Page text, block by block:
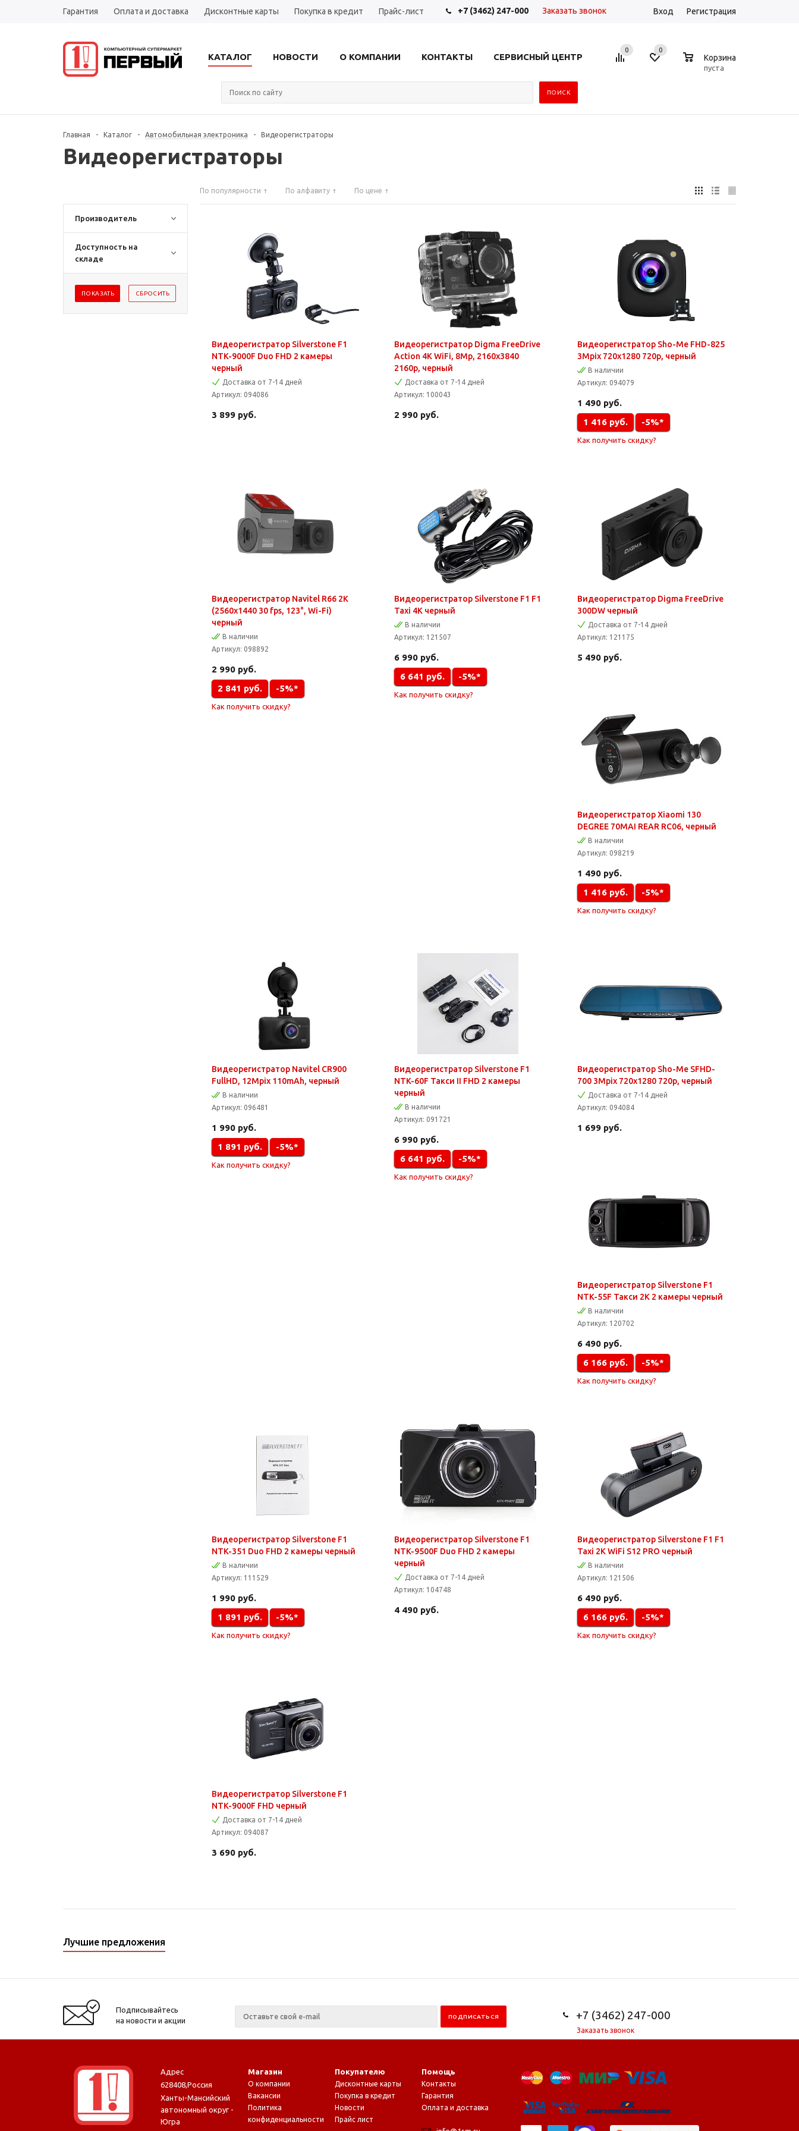
Гарантия Оплата и доставка Дисконтные карты Покупка в кредит Прайс-лист +7 (3462) 247-000 Заказать звонок Вход Регистрация
КАТАЛОГ НОВОСТИ О КОМПАНИИ КОНТАКТЫ СЕРВИСНЫЙ ЦЕНТР
0 0
Корзина
пуста
Главная - Каталог - Автомобильная электроника - Видеорегистраторы
Видеорегистраторы
Производитель
Доступность на
складе
По популярности По алфавиту По цене
Видеорегистратор Silverstone F1
NTK-9000F Duo FHD 2 камеры
черный
Доставка от 7-14 дней
Артикул: 094086
3 899 руб.
Видеорегистратор Digma FreeDrive
Action 4K WiFi, 8Mp, 2160x3840
2160p, черный
Доставка от 7-14 дней
Артикул: 100043
2 990 руб.
Видеорегистратор Sho-Me FHD-825
3Mpix 720x1280 720p, черный
В наличии
Артикул: 094079
1 490руб.
1 416руб. -5%*
Как получить скидку?
Видеорегистратор Navitel R66 2K
(2560x1440 30 fps, 123°, Wi-Fi)
черный
В наличии
Артикул: 098892
2 990 руб.
2 841 руб. -5%*
Как получить скидку?
Видеорегистратор Silverstone F1 F1
Taxi 4K черный
В наличии
Артикул: 121507
6 990 руб.
6 641 руб. -5%*
Как получить скидку?
Видеорегистратор Digma FreeDrive
300DW черный
Доставка от 7-14 дней
Артикул: 121175
5 490руб.
Видеорегистратор Xiaomi 130
DEGREE 70MAI REAR RC06, черный
В наличии
Артикул: 098219
1 490руб.
1 416руб. -5%*
Как получить скидку?
Видеорегистратор Navitel CR900
FullHD, 12Mpix 110mAh, черный
В наличии
Артикул: 096481
1 990 руб.
1 891 руб. -5%*
Как получить скидку?
Видеорегистратор Silverstone F1
NTK-60F Такси II FHD 2 камеры
черный
В наличии
Артикул: 091721
6 990 руб.
6 641 руб. -5%*
Как получить скидку?
Видеорегистратор Sho-Me SFHD-
700 3Mpix 720x1280 720p, черный
Доставка от 7-14 дней
Артикул: 094084
1 699руб.
Видеорегистратор Silverstone F1
NTK-55F Такси 2K 2 камеры черный
В наличии
Артикул: 120702
6 490руб.
6 166руб. -5%*
Как получить скидку?
Видеорегистратор Silverstone F1
NTK-351 Duo FHD 2 камеры черный
В наличии
Артикул: 111529
1 990 руб.
1 891 руб. -5%*
Как получить скидку?
Видеорегистратор Silverstone F1
NTK-9500F Duo FHD 2 камеры
черный
Доставка от 7-14 дней
Артикул: 104748
4 490 руб.
Видеорегистратор Silverstone F1 F1
Taxi 2K WiFi S12 PRO черный
В наличии
Артикул: 121506
6 490руб.
6 166руб. -5%*
Как получить скидку?
Видеорегистратор Silverstone F1
NTK-9000F FHD черный
Доставка от 7-14 дней
Артикул: 094087
3 690 руб.
Лучшие предложения
Подписывайтесь
на новости и акции
+7 (3462) 247-000
Заказать звонок
Адрес
628408,Россия
Ханты-Мансийский
автономный округ -
Югра
Магазин
О компании
Вакансии
Политика
конфиденциальности
Покупателю
Дисконтные карты
Покупка в кредит
Новости
Прайс лист
Помощь
Контакты
Гарантия
Оплата и доставка